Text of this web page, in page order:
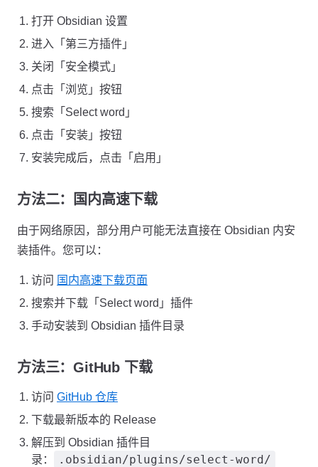
打开 Obsidian 设置
进入「第三方插件」
关闭「安全模式」
点击「浏览」按钮
搜索「Select word」
点击「安装」按钮
安装完成后，点击「启用」
方法二：国内高速下载
由于网络原因，部分用户可能无法直接在 Obsidian 内安
装插件。您可以：
访问 国内高速下载页面
搜索并下载「Select word」插件
手动安装到 Obsidian 插件目录
方法三：GitHub 下载
访问 GitHub 仓库
下载最新版本的 Release
解压到 Obsidian 插件目
录：
.obsidian/plugins/select-word/